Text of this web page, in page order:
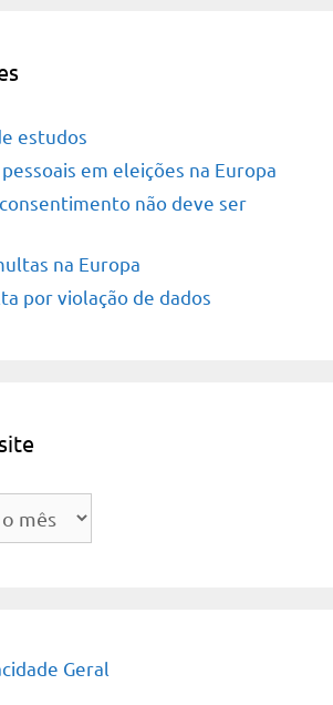
estudos
em eleições na Europa
não deve ser
na Europa
por violação de dados
Geral